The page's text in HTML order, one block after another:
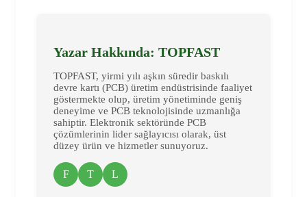
Yazar Hakkında: TOPFAST
TOPFAST, yirmi yılı aşkın süredir baskılı
devre kartı (PCB) üretim endüstrisinde faaliyet
göstermekte olup, üretim yönetiminde geniş
deneyime ve PCB teknolojisinde uzmanlığa
sahiptir. Elektronik sektöründe PCB
çözümlerinin lider sağlayıcısı olarak, üst
düzey ürün ve hizmetler sunuyoruz.
F T L